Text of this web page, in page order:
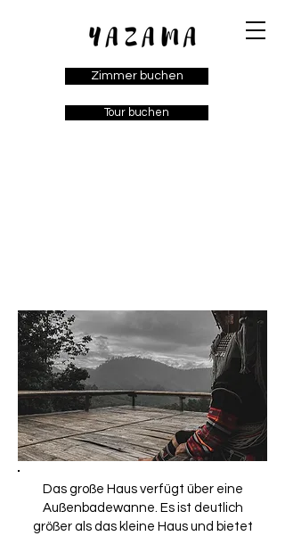
Tour buchen
Zimmer buchen
Das große Haus verfügt über eine
Außenbadewanne. Es ist deutlich
größer als das kleine Haus und bietet